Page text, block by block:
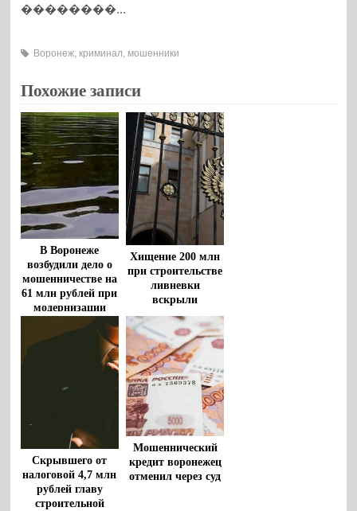
��������...
Воронеж, криминал, мошенники
Похожие записи
В Воронеже
возбудили дело о
мошенничестве на
61 млн рублей при
модернизации
Хищение 200 млн
при строительстве
ливневки
вскрыли
воронежские
прокуроры
Скрывшего от
налоговой 4,7 млн
рублей главу
строительной
Мошеннический
кредит воронежец
отменил через суд